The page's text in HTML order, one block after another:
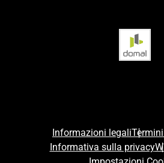
Informazioni legali
Informativa sulla privacy